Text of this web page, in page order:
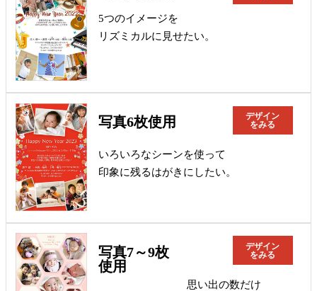
5つのイメージを
リズミカルに見せたい。
写真6枚使用
デザイン
をみる
いろいろなシーンを使って
印象に残るはがきにしたい。
写真7～9枚
使用
デザイン
をみる
思い出の数だけ